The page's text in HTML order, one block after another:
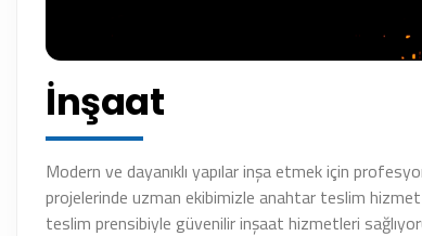
İnşaat
Modern ve dayanıklı yapılar inşa etmek için
projelerinde uzman ekibimizle anahtar teslim
teslim prensibiyle güvenilir inşaat hizmetleri